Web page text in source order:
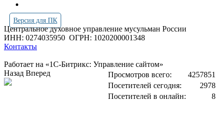
Версия для ПК
Центральное духовное управление мусульман России
ИНН: 0274035950 ОГРН: 1020200001348
Контакты
Работает на «1С-Битрикс: Управление сайтом»
Просмотров всего:
4257851
Посетителей сегодня:
2978
Посетителей в онлайн:
8
Назад Вперед